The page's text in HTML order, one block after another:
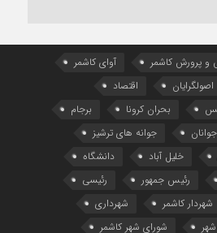
و پرورش کاشمر
آوای کاشمر
اصولگرایان
اقتصاد
بحران کرونا
برجام
جوانان
جوانه های ترشیز
خلیل آباد
دانشگاه
رئیس جمهور
رئیسی
شهردار کاشمر
شهرداری
شورای شهر کاشمر